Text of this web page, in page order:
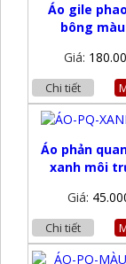
Áo gile
bông
Giá:
Chi tiết
Áo phản
xanh môi
Giá:
Chi tiết